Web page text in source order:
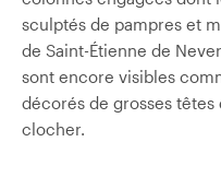
sculptés de pampres et
de Saint-Étienne de
sont encore visibles
décorés de grosses têtes
clocher.